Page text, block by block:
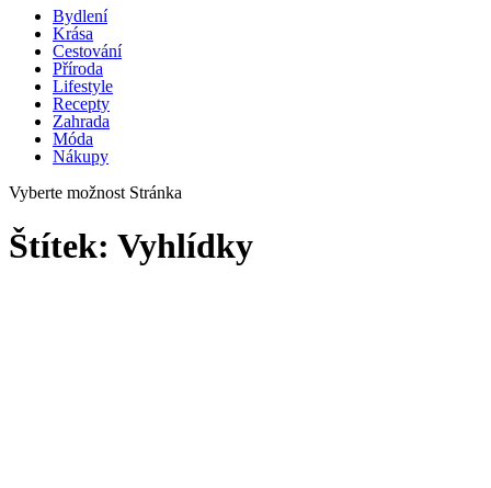
Bydlení
Krása
Cestování
Příroda
Lifestyle
Recepty
Zahrada
Móda
Nákupy
Vyberte možnost Stránka
Štítek: Vyhlídky